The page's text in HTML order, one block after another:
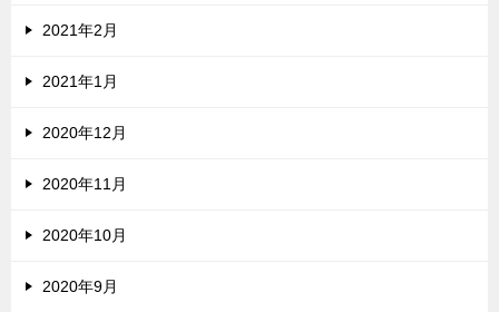
2021年2月
2021年1月
2020年12月
2020年11月
2020年10月
2020年9月